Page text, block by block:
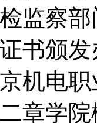
监察
颁发
机电
学院